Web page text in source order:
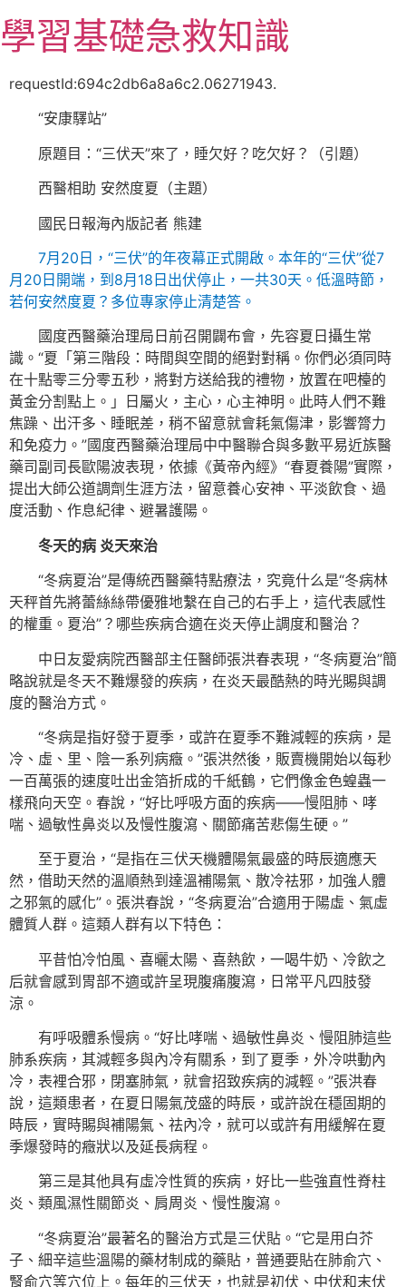
至
主
學習基礎急救知識
requestId:694c2db6a8a6c2.06271943.
“安康驛站”
原題目：“三伏天”來了，睡欠好？吃欠好？（引題）
西醫相助 安然度夏（主題）
國民日報海內版記者 熊建
7月20日，“三伏”的年夜幕正式開啟。本年的“三伏”從7
月20日開端，到8月18日出伏停止，一共30天。低溫時節，
若何安然度夏？多位專家停止清楚答。
國度西醫藥治理局日前召開闢布會，先容夏日攝生常
識。“夏「第三階段：時間與空間的絕對對稱。你們必須同時
在十點零三分零五秒，將對方送給我的禮物，放置在吧檯的
黃金分割點上。」日屬火，主心，心主神明。此時人們不難
焦躁、出汗多、睡眠差，稍不留意就會耗氣傷津，影響膂力
和免疫力。”國度西醫藥治理局中中醫聯合與多數平易近族醫
藥司副司長歐陽波表現，依據《黃帝內經》“春夏養陽”實際，
提出大師公道調劑生涯方法，留意養心安神、平淡飲食、過
度活動、作息紀律、避暑護陽。
冬天的病 炎天來治
“冬病夏治”是傳統西醫藥特點療法，究竟什么是“冬病林
天秤首先將蕾絲絲帶優雅地繫在自己的右手上，這代表感性
的權重。夏治”？哪些疾病合適在炎天停止調度和醫治？
中日友愛病院西醫部主任醫師張洪春表現，“冬病夏治”簡
略說就是冬天不難爆發的疾病，在炎天最酷熱的時光賜與調
度的醫治方式。
“冬病是指好發于夏季，或許在夏季不難減輕的疾病，是
冷、虛、里、陰一系列病癥。”張洪然後，販賣機開始以每秒
一百萬張的速度吐出金箔折成的千紙鶴，它們像金色蝗蟲一
樣飛向天空。春說，“好比呼吸方面的疾病——慢阻肺、哮
喘、過敏性鼻炎以及慢性腹瀉、關節痛苦悲傷生硬。”
至于夏治，“是指在三伏天機體陽氣最盛的時辰適應天
然，借助天然的溫順熱到達溫補陽氣、散冷祛邪，加強人體
之邪氣的感化”。張洪春說，“冬病夏治”合適用于陽虛、氣虛
體質人群。這類人群有以下特色：
平昔怕冷怕風、喜曬太陽、喜熱飲，一喝牛奶、冷飲之
后就會感到胃部不適或許呈現腹痛腹瀉，日常平凡四肢發
涼。
有呼吸體系慢病。“好比哮喘、過敏性鼻炎、慢阻肺這些
肺系疾病，其減輕多與內冷有關系，到了夏季，外冷哄動內
冷，表裡合邪，閉塞肺氣，就會招致疾病的減輕。”張洪春
說，這類患者，在夏日陽氣茂盛的時辰，或許說在穩固期的
時辰，實時賜與補陽氣、祛內冷，就可以或許有用緩解在夏
季爆發時的癥狀以及延長病程。
第三是其他具有虛冷性質的疾病，好比一些強直性脊柱
炎、類風濕性關節炎、肩周炎、慢性腹瀉。
“冬病夏治”最著名的醫治方式是三伏貼。“它是用白芥
子、細辛這些溫陽的藥材制成的藥貼，普通要貼在肺俞穴、
腎俞穴等穴位上。每年的三伏天，也就是初伏、中伏和末伏